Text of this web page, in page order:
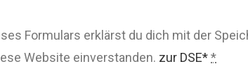
Formulars erklärst du dich mit der
Website einverstanden. zur DSE**